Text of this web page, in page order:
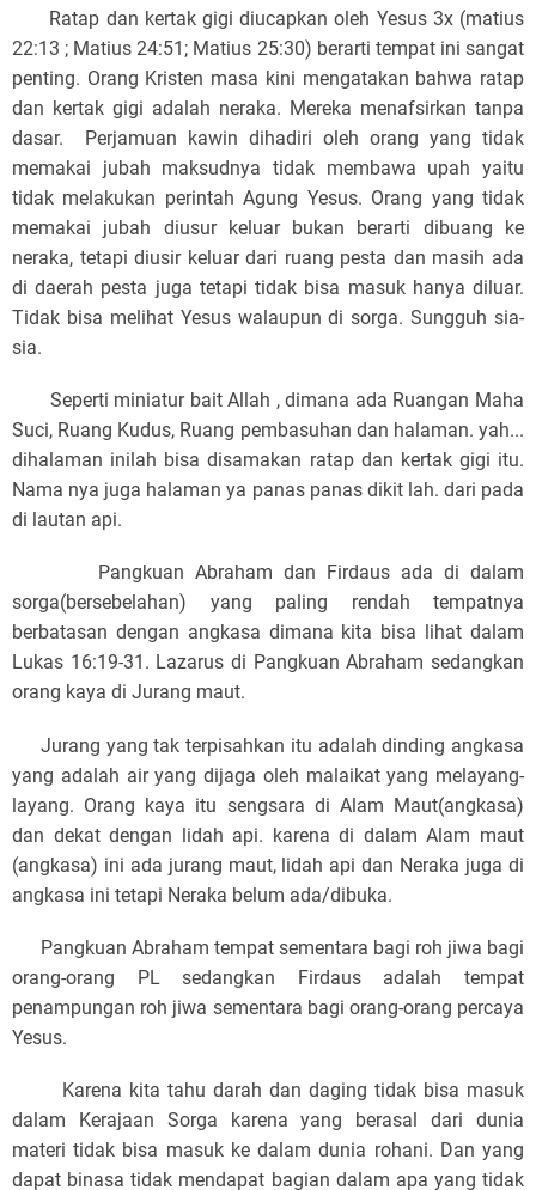
Ratap dan kertak gigi diucapkan oleh Yesus 3x (matius
22:13 ; Matius 24:51; Matius 25:30) berarti tempat ini sangat
penting. Orang Kristen masa kini mengatakan bahwa ratap
dan kertak gigi adalah neraka. Mereka menafsirkan tanpa
dasar. Perjamuan kawin dihadiri oleh orang yang tidak
memakai jubah maksudnya tidak membawa upah yaitu
tidak melakukan perintah Agung Yesus. Orang yang tidak
memakai jubah diusur keluar bukan berarti dibuang ke
neraka, tetapi diusir keluar dari ruang pesta dan masih ada
di daerah pesta juga tetapi tidak bisa masuk hanya diluar.
Tidak bisa melihat Yesus walaupun di sorga. Sungguh sia-
sia.
Seperti miniatur bait Allah , dimana ada Ruangan Maha
Suci, Ruang Kudus, Ruang pembasuhan dan halaman. yah...
dihalaman inilah bisa disamakan ratap dan kertak gigi itu.
Nama nya juga halaman ya panas panas dikit lah. dari pada
di lautan api.
Pangkuan Abraham dan Firdaus ada di dalam
sorga(bersebelahan) yang paling rendah tempatnya
berbatasan dengan angkasa dimana kita bisa lihat dalam
Lukas 16:19-31. Lazarus di Pangkuan Abraham sedangkan
orang kaya di Jurang maut.
Jurang yang tak terpisahkan itu adalah dinding angkasa
yang adalah air yang dijaga oleh malaikat yang melayang-
layang. Orang kaya itu sengsara di Alam Maut(angkasa)
dan dekat dengan lidah api. karena di dalam Alam maut
(angkasa) ini ada jurang maut, lidah api dan Neraka juga di
angkasa ini tetapi Neraka belum ada/dibuka.
Pangkuan Abraham tempat sementara bagi roh jiwa bagi
orang-orang PL sedangkan Firdaus adalah tempat
penampungan roh jiwa sementara bagi orang-orang percaya
Yesus.
Karena kita tahu darah dan daging tidak bisa masuk
dalam Kerajaan Sorga karena yang berasal dari dunia
materi tidak bisa masuk ke dalam dunia rohani. Dan yang
dapat binasa tidak mendapat bagian dalam apa yang tidak